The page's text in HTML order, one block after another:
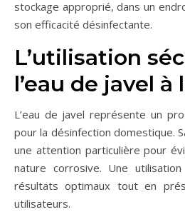
stockage approprié, dans un
son efficacité désinfectante.
L’utilisation
l’eau de javel à
L’eau de javel représente un
pour la désinfection domestique.
une attention particulière pour
nature corrosive. Une
résultats optimaux tout en
utilisateurs.